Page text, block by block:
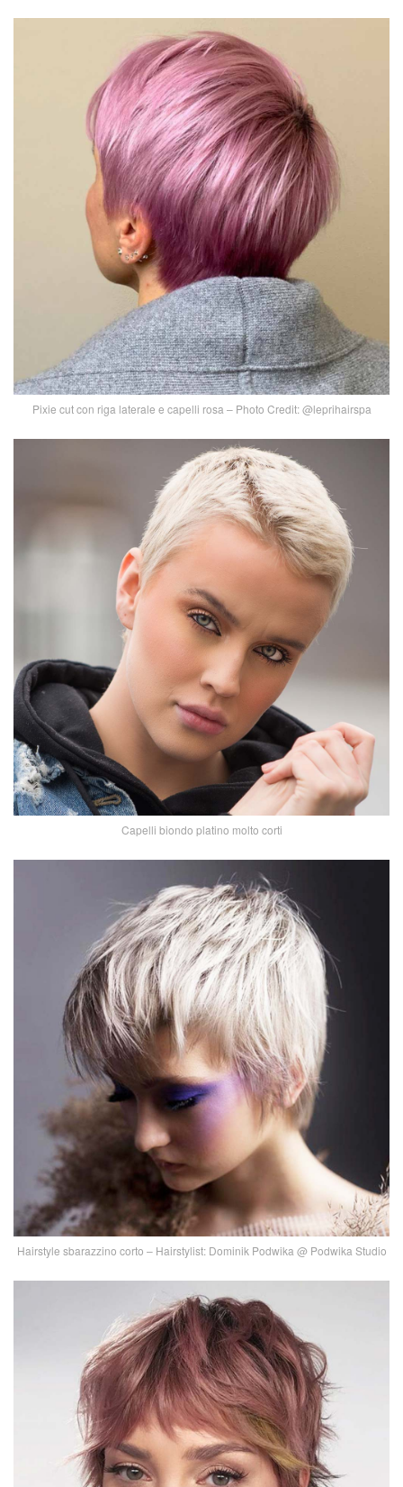
Pixie cut con riga laterale e capelli rosa – Photo Credit: @leprihairspa
Capelli biondo platino molto corti
Hairstyle sbarazzino corto – Hairstylist: Dominik Podwika @ Podwika Studio